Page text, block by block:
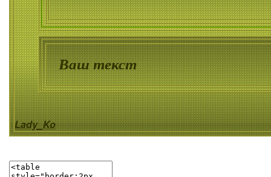
Ваш текст
Lady_Ko